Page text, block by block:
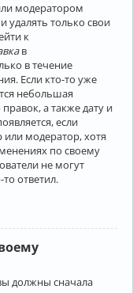
модератором
удалять только свои
к
в
в течение
Если кто-то уже
небольшая
а также дату и
если
модератор, хотя
по своему
не могут
ответил.
должны сначала